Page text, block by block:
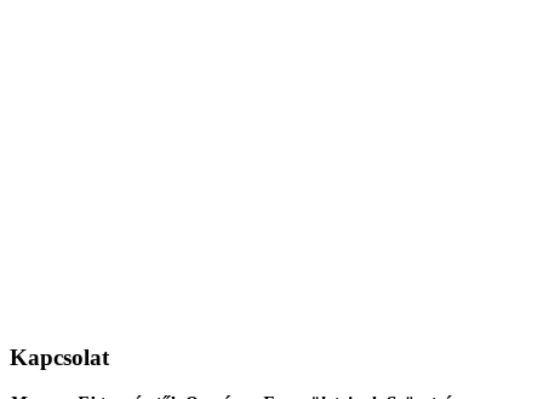
Kapcsolat